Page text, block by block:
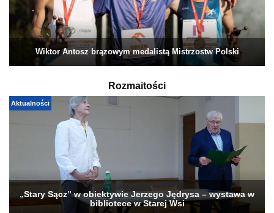
Wiktor Antosz brązowym medalistą Mistrzostw Polski
Rozmaitości
Aktualności
„Stary Sącz” w obiektywie Jerzego Jędrysa – wystawa w
bibliotece w Starej Wsi